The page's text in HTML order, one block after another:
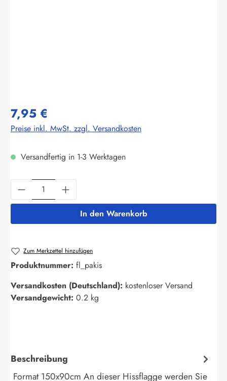
7,95 €
Preise inkl. MwSt. zzgl. Versandkosten
Versandfertig in 1-3 Werktagen
Produkt Anzahl: Gib den gewünschten
In den Warenkorb
Zum Merkzettel hinzufügen
Produktnummer: fl_pakis
Versandkosten (Deutschland): kostenloser Versand
Versandgewicht: 0.2 kg
Beschreibung
Format 150x90cm An dieser Hissflagge werden Sie